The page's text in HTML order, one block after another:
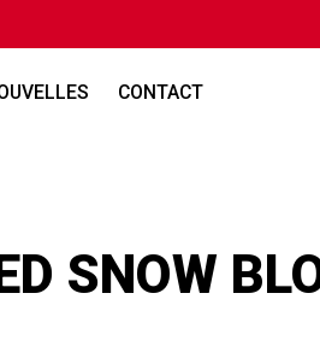
CONTACT
SNOW